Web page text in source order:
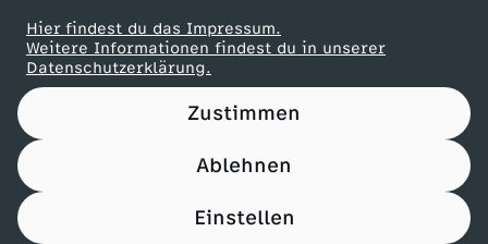
Hier findest du das Impressum.
Weitere Informationen findest du in unserer
Datenschutzerklärung.
Zustimmen
Ablehnen
Einstellen
Panettone-Pudding mit Orangensoße
Herunterladen
61 KB (PDF)
Pfannkuchen-Rouladen